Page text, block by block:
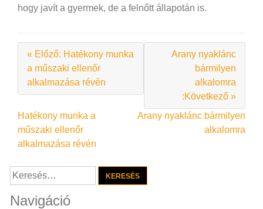
hogy javít a gyermek, de a felnőtt állapotán is.
« Előző: Hatékony munka
a műszaki ellenőr
alkalmazása révén
Arany nyaklánc
bármilyen
alkalomra
:Következő »
Bejegyzés
navigáció
Hatékony munka a
műszaki ellenőr
alkalmazása révén
Arany nyaklánc bármilyen
alkalomra
Keresés:
Navigáció